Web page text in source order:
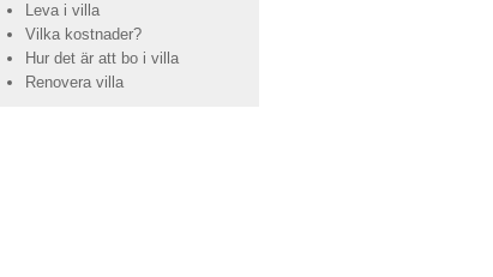
Leva i villa
Vilka kostnader?
Hur det är att bo i villa
Renovera villa